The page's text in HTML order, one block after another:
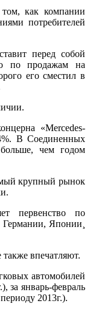
как компании
потребителей
перед собой
по продажам на
его сместил в
«Mercedes-
В Соединенных
чем годом
крупный рынок
первенство по
Японии¸
впечатляют.
автомобилей
за январь-февраль
2013г.).